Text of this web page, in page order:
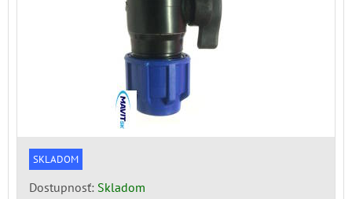
SKLADOM
Dostupnosť: Skladom